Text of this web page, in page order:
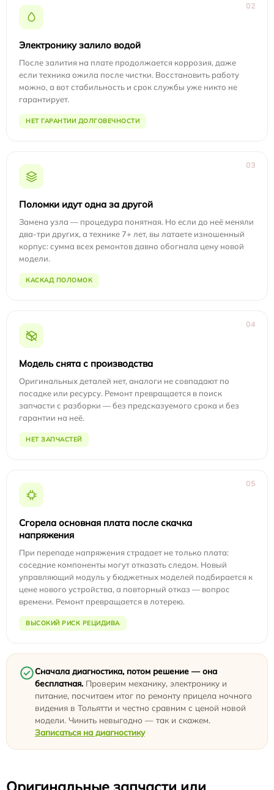
02
Электронику залило водой
После залития на плате продолжается коррозия, даже
если техника ожила после чистки. Восстановить работу
можно, а вот стабильность и срок службы уже никто не
гарантирует.
НЕТ ГАРАНТИИ ДОЛГОВЕЧНОСТИ
03
Поломки идут одна за другой
Замена узла — процедура понятная. Но если до неё меняли
два-три других, а технике 7+ лет, вы латаете изношенный
корпус: сумма всех ремонтов давно обогнала цену новой
модели.
КАСКАД ПОЛОМОК
04
Модель снята с производства
Оригинальных деталей нет, аналоги не совпадают по
посадке или ресурсу. Ремонт превращается в поиск
запчасти с разборки — без предсказуемого срока и без
гарантии на неё.
НЕТ ЗАПЧАСТЕЙ
05
Сгорела основная плата после скачка
напряжения
При перепаде напряжения страдает не только плата:
соседние компоненты могут отказать следом. Новый
управляющий модуль у бюджетных моделей подбирается к
цене нового устройства, а повторный отказ — вопрос
времени. Ремонт превращается в лотерею.
ВЫСОКИЙ РИСК РЕЦИДИВА
Сначала диагностика, потом решение — она
бесплатная. Проверим механику, электронику и
питание, посчитаем итог по ремонту прицела ночного
видения в Тольятти и честно сравним с ценой новой
модели. Чинить невыгодно — так и скажем.
Записаться на диагностику